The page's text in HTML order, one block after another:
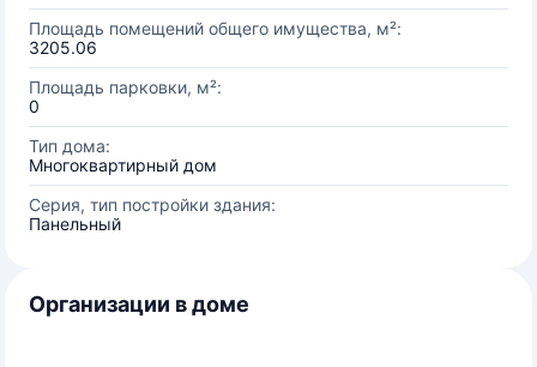
Площадь помещений общего имущества, м²:
3205.06
Площадь парковки, м²:
0
Тип дома:
Многоквартирный дом
Серия, тип постройки здания:
Панельный
Организации в доме